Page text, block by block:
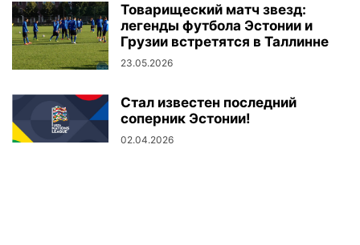
Товарищеский матч звезд:
легенды футбола Эстонии и
Грузии встретятся в Таллинне
23.05.2026
Стал известен последний
соперник Эстонии!
02.04.2026